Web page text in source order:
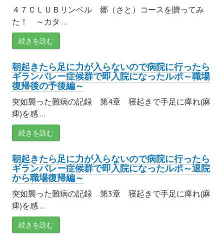
４７ＣＬＵＢリンベル 郷（さと）コースを贈ってみ
た！ ～カタ ...
続きを読む
朝起きたら足に力が入らないので病院に行ったら
ギランバレー症候群で即入院になったルポ～職場
復帰後の予後編～
突如襲った難病の記録 第4章 寝起きで手足に痺れ(麻
痺)を感 ...
続きを読む
朝起きたら足に力が入らないので病院に行ったら
ギランバレー症候群で即入院になったルポ～退院
から職場復帰編～
突如襲った難病の記録 第3章 寝起きで手足に痺れ(麻
痺)を感 ...
続きを読む